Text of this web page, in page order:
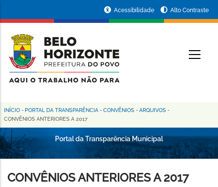
conteúdo
principal
da
Prefeitura
de
Horizonte
Acessibilidade Alto Contraste
Trilha
de
navegação
INÍCIO - PORTAL DA TRANSPARÊNCIA - CONVÊNIOS - ARQUIVOS -
CONVÊNIOS ANTERIORES A 2017
Portal da Transparência Municipal
CONVÊNIOS ANTERIORES A 2017